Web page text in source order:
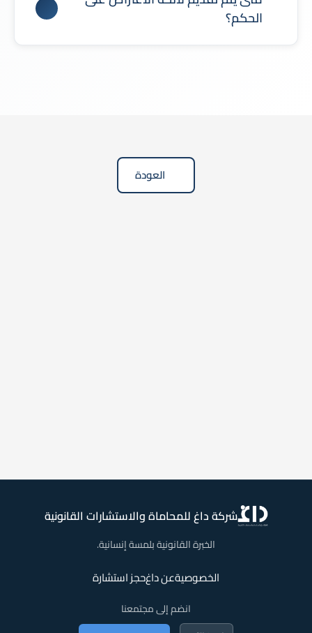
مما يزيد فرص كسب الدعوى.
الحكم؟
العودة
شركة داغ للمحاماة والاستشارات القانونية
الخبرة القانونية بلمسة إنسانية.
الخصوصيةعن داغحجز استشارة
انضم إلى مجتمعنا